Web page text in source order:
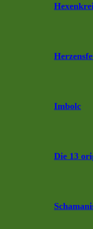
Imbolc
Die 13